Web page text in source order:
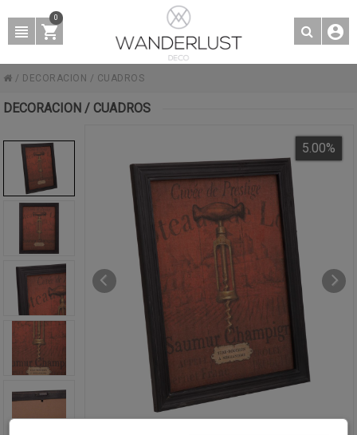
0
/ DECORACION / CUADROS
DECORACION / CUADROS
5.00%